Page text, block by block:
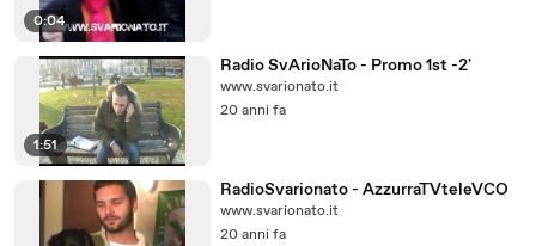
0:04
1:51
Radio SvArioNaTo - Promo 1st -2'
www.svarionato.it
20 anni fa
RadioSvarionato - AzzurraTVteleVCO
www.svarionato.it
20 anni fa